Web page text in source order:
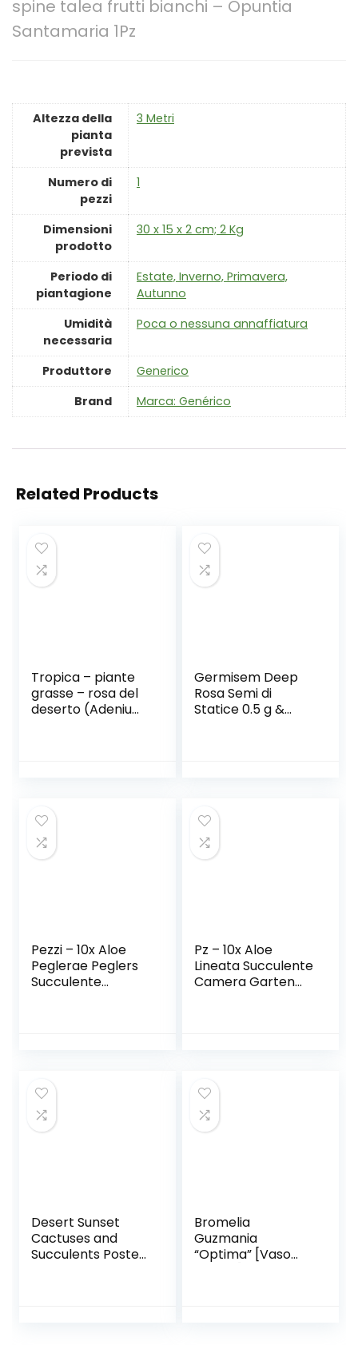
spine talea frutti bianchi – Opuntia
Santamaria 1Pz
Altezza della
pianta
prevista
‎3 Metri
Numero di
pezzi
‎1
Dimensioni
prodotto
‎30 x 15 x 2 cm; 2 Kg
Periodo di
piantagione
‎Estate, Inverno, Primavera,
Autunno
Umidità
necessaria
‎Poca o nessuna annaffiatura
Produttore
‎Generico
Brand
Marca: Genérico
Related Products
Tropica – piante
grasse – rosa del
deserto (Adenium
Germisem Deep
Rosa Semi di
Statice 0.5 g &
Pezzi – 10x Aloe
Peglerae Peglers
Succulente
Pz – 10x Aloe
Lineata Succulente
Camera Garten
Desert Sunset
Cactuses and
Succulents Poster
Bromelia
Guzmania
“Optima” [Vaso